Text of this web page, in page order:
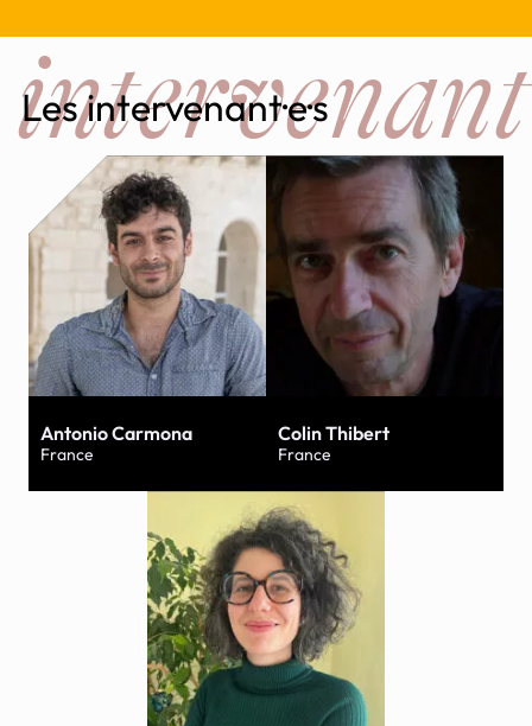
Les intervenant·e·s
Antonio Carmona
France
Colin Thibert
France